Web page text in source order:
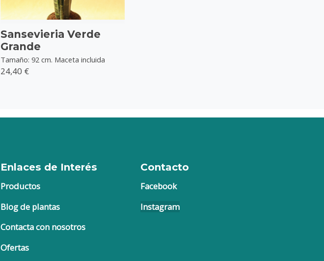
Sansevieria Verde
Grande
Tamaño: 92 cm. Maceta incluida
24,40 €
Enlaces de Interés
Productos
Blog de plantas
Contacta con nosotros
Ofertas
Contacto
Facebook
Instagram